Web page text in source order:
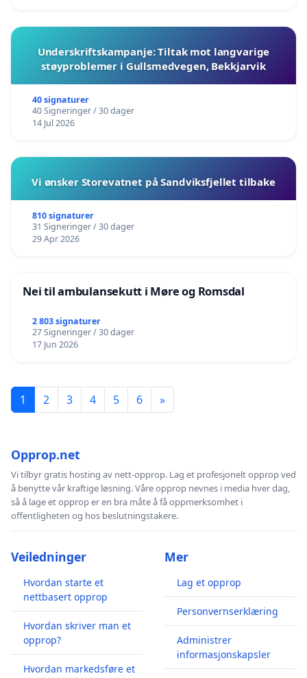
Underskriftskampanje: Tiltak mot langvarige
støyproblemer i Gullsmedvegen, Bekkjarvik
40 signaturer
40 Signeringer / 30 dager
14 Jul 2026
Vi ønsker Storevatnet på Sandviksfjellet tilbake
810 signaturer
31 Signeringer / 30 dager
29 Apr 2026
Nei til ambulansekutt i Møre og Romsdal
2 803 signaturer
27 Signeringer / 30 dager
17 Jun 2026
1 2 3 4 5 6 »
Opprop.net
Vi tilbyr gratis hosting av nett-opprop. Lag et profesjonelt opprop ved
å benytte vår kraftige løsning. Våre opprop nevnes i media hver dag,
så å lage et opprop er en bra måte å få oppmerksomhet i
offentligheten og hos beslutningstakere.
Veiledninger
Hvordan starte et
nettbasert opprop
Hvordan skriver man et
opprop?
Hvordan markedsføre et
Mer
Lag et opprop
Personvernserklæring
Administrer
informasjonskapsler